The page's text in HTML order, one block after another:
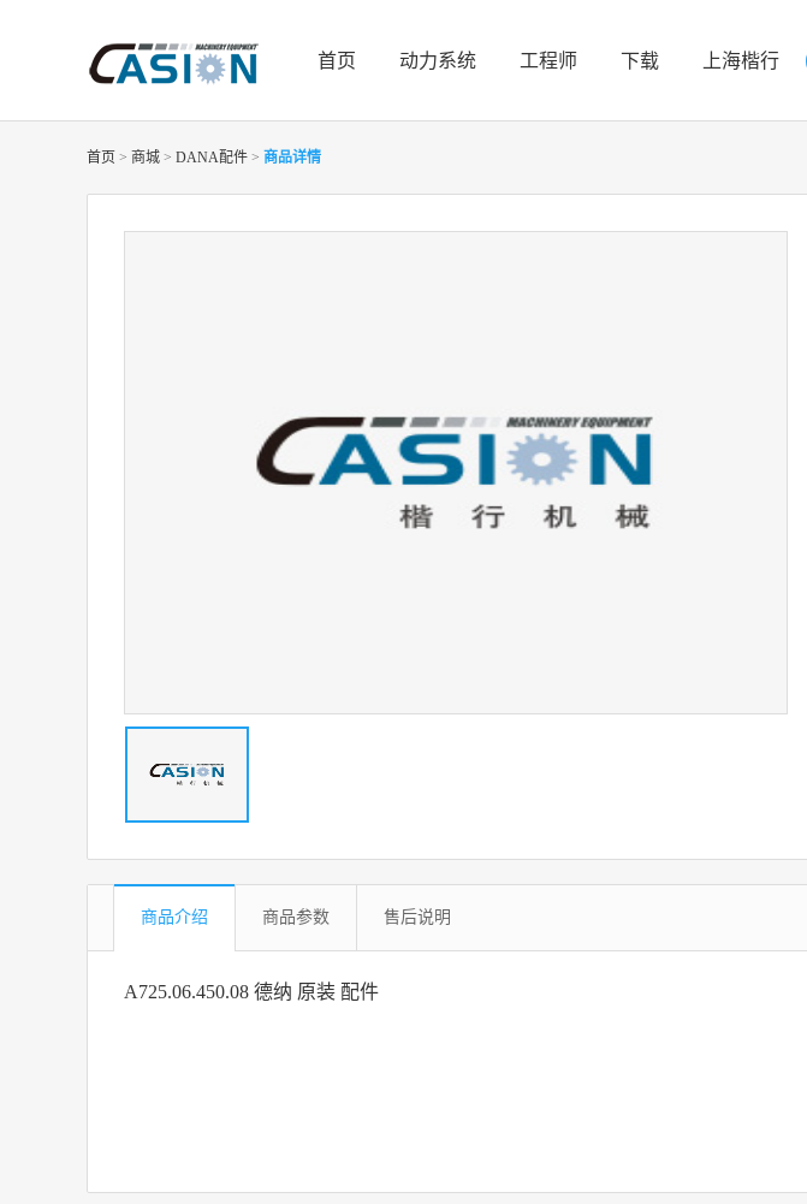
首页 动力系统 工程师 下载 上海楷行
首页 > 商城 > DANA配件 > 商品详情
商品介绍 商品参数 售后说明
A725.06.450.08 德纳 原装 配件